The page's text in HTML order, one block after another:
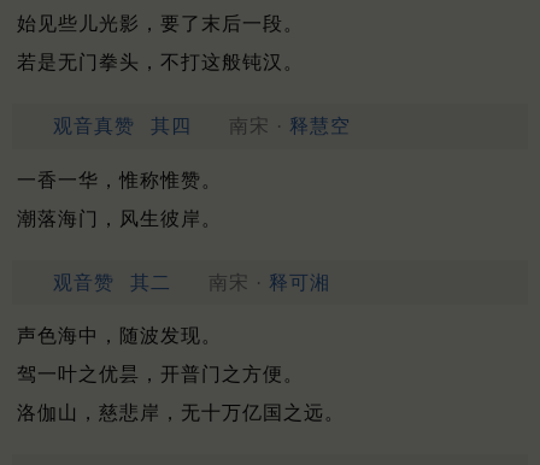
始见些儿光影，要了末后一段。
若是无门拳头，不打这般钝汉。
观音真赞 其四 南宋 · 释慧空
一香一华，惟称惟赞。
潮落海门，风生彼岸。
观音赞 其二 南宋 · 释可湘
声色海中，随波发现。
驾一叶之优昙，开普门之方便。
洛伽山，慈悲岸，无十万亿国之远。